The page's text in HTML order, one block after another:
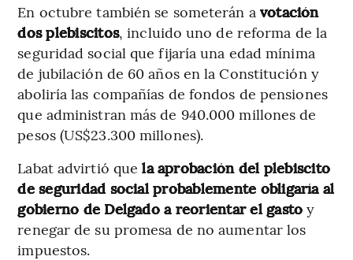
En octubre también se someterán a votación
dos plebiscitos, incluido uno de reforma de la
seguridad social que fijaría una edad mínima
de jubilación de 60 años en la Constitución y
aboliría las compañías de fondos de pensiones
que administran más de 940.000 millones de
pesos (US$23.300 millones).
Labat advirtió quela aprobación del plebiscito
de seguridad social probablemente obligaría al
gobierno de Delgado a reorientar el gasto y
renegar de su promesa de no aumentar los
impuestos.